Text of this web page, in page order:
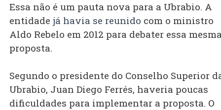
Essa não é um pauta nova para a Ubrabio. A
entidade já havia se reunido com o ministro
Aldo Rebelo em 2012 para debater essa
proposta.
Segundo o presidente do Conselho Superior
Ubrabio, Juan Diego Ferrés, haveria poucas
dificuldades para implementar a proposta. O